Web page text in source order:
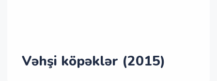
Vəhşi köpəklər (2015)